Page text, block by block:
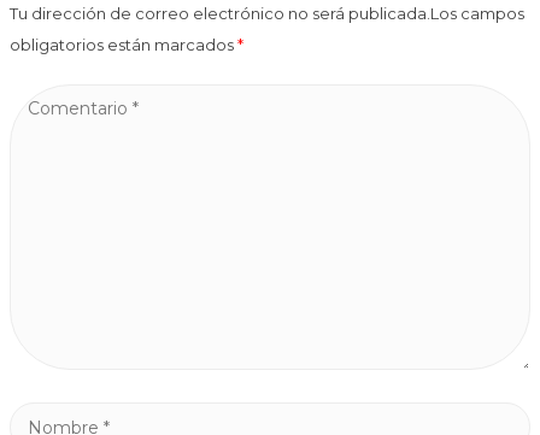
Tu dirección de correo electrónico no será publicada.Los campos
obligatorios están marcados*